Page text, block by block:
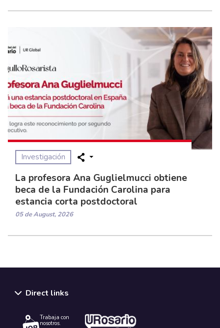
Investigación
La profesora Ana Guglielmucci obtiene
beca de la Fundación Carolina para
estancia corta postdoctoral
05 de August, 2026
Direct links
Trabaja con
nosotros.